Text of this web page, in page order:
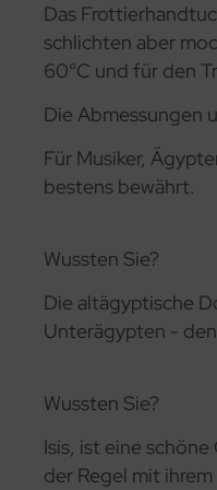
Das
schlichten aber
60°C und für den
Die Abmessungen
Für Musiker,
bestens bewährt.
Wussten Sie?
Die altägyptische
Unterägypten -
Wussten Sie?
Isis, ist eine
der Regel mit